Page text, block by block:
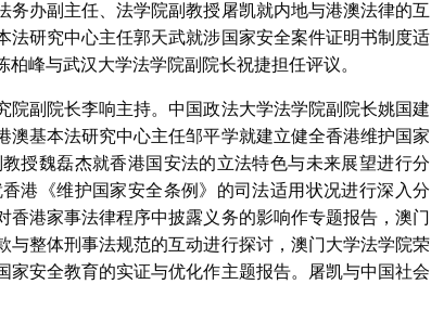
办副主任、法学院副教授屠凯就内地与港澳法律的互
研究中心主任郭天武就涉国家安全案件证明书制度适
峰与武汉大学法学院副院长祝捷担任评议。
副院长李响主持。中国政法大学法学院副院长姚国建
基本法研究中心主任邹平学就建立健全香港维护国家
授魏磊杰就香港国安法的立法特色与未来展望进行分
港《维护国家安全条例》的司法适用状况进行深入分
港家事法律程序中披露义务的影响作专题报告，澳门
整体刑事法规范的互动进行探讨，澳门大学法学院荣
安全教育的实证与优化作主题报告。屠凯与中国社会